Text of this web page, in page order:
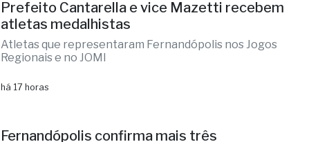
Números colocam município em destaque regional e
provam excelência
há 17 horas
Atletas que representaram Fernandópolis nos Jogos